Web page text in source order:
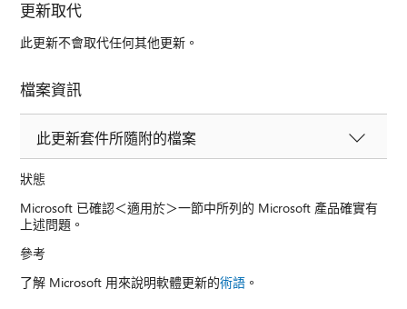
更新取代
此更新不會取代任何其他更新。
檔案資訊
此更新套件所隨附的檔案
狀態
Microsoft 已確認＜適用於＞一節中所列的 Microsoft 產品確實有
上述問題。
參考
了解 Microsoft 用來說明軟體更新的術語 。